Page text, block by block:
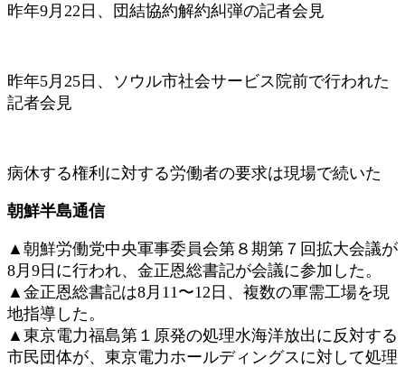
昨年9月22日、団結協約解約糾弾の記者会見
昨年5月25日、ソウル市社会サービス院前で行われた
記者会見
病休する権利に対する労働者の要求は現場で続いた
朝鮮半島通信
▲朝鮮労働党中央軍事委員会第８期第７回拡大会議が
8月9日に行われ、金正恩総書記が会議に参加した。
▲金正恩総書記は8月11〜12日、複数の軍需工場を現
地指導した。
▲東京電力福島第１原発の処理水海洋放出に反対する
市民団体が、東京電力ホールディングスに対して処理